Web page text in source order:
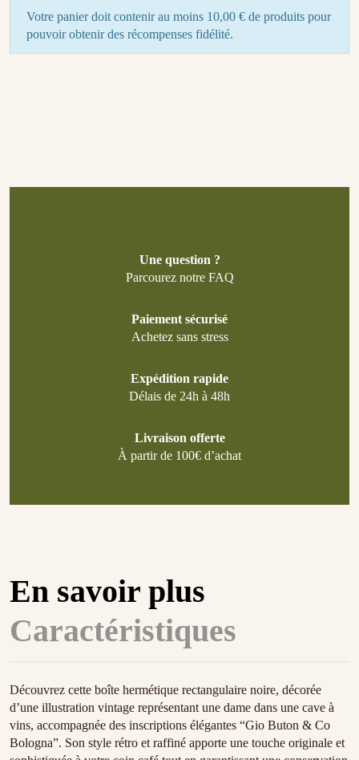
Votre panier doit contenir au moins 10,00 € de produits pour
pouvoir obtenir des récompenses fidélité.
Une question ?
Parcourez notre FAQ
Paiement sécurisé
Achetez sans stress
Expédition rapide
Délais de 24h à 48h
Livraison offerte
À partir de 100€ d’achat
En savoir plus
Caractéristiques
Découvrez cette boîte hermétique rectangulaire noire, décorée
d’une illustration vintage représentant une dame dans une cave à
vins, accompagnée des inscriptions élégantes “Gio Buton & Co
Bologna”. Son style rétro et raffiné apporte une touche originale et